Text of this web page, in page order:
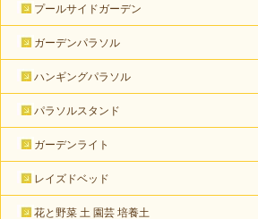
プールサイドガーデン
ガーデンパラソル
ハンギングパラソル
パラソルスタンド
ガーデンライト
レイズドベッド
花と野菜 土 園芸 培養土